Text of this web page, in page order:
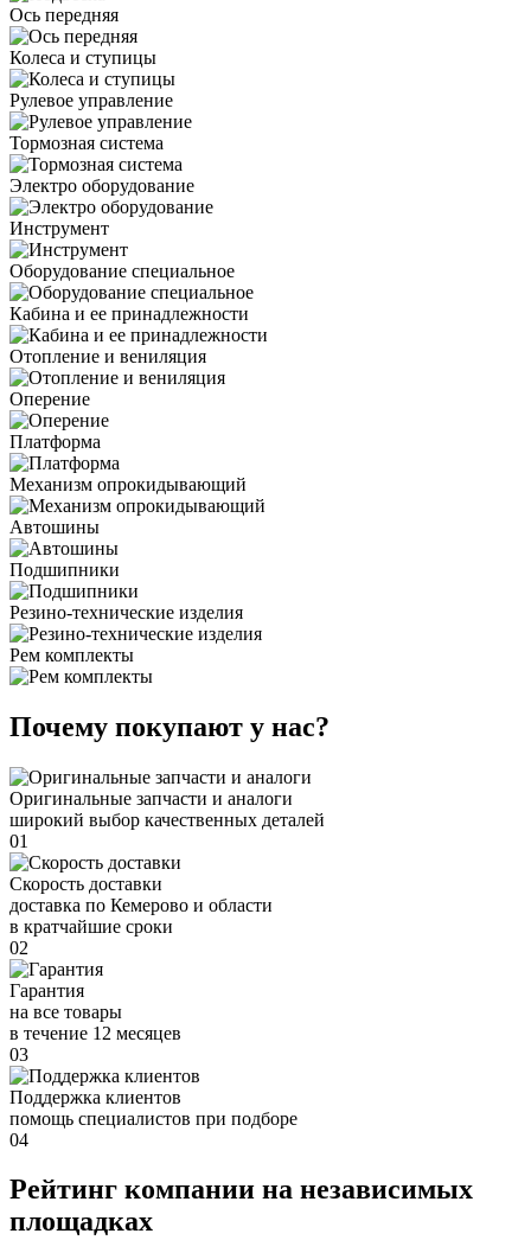
Ось передняя
Колеса и ступицы
Рулевое управление
Тормозная система
Электро оборудование
Инструмент
Оборудование специальное
Кабина и ее принадлежности
Отопление и вениляция
Оперение
Платформа
Механизм опрокидывающий
Автошины
Подшипники
Резино-технические изделия
Рем комплекты
Почему покупают у нас?
Оригинальные запчасти и аналоги
широкий выбор качественных деталей
01
Скорость доставки
доставка по Кемерово и области
в кратчайшие сроки
02
Гарантия
на все товары
в течение 12 месяцев
03
Поддержка клиентов
помощь специалистов при подборе
04
Рейтинг компании на независимых
площадках